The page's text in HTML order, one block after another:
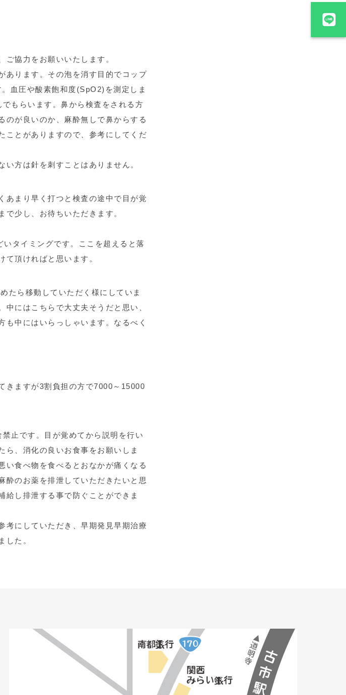
協力をお願いいたします。
あります。その泡を消す目的でコップ
血圧や酸素飽和度(SpO2)を測定しま
もらいます。鼻から検査をされる方
のが良いのか、麻酔無しで鼻からする
ことがありますので、参考にしてくだ
方は針を刺すことはありません。
あまり早く打つと検査の途中で目が覚
少し、お待ちいただきます。
タイミングです。ここを超えると落
頂ければと思います。
たら移動していただく様にしていま
にはこちらで大丈夫そうだと思い、
中にはいらっしゃいます。なるべく
きますが3割負担の方で7000～15000
止です。目が覚めてから説明を行い
ら、消化の良いお食事をお願いしま
い食べ物を食べるとおなかが痛くなる
酔のお薬を排泄していただきたいと思
給し排泄する事で防ぐことができま
考にしていただき、早期発見早期治療
した。